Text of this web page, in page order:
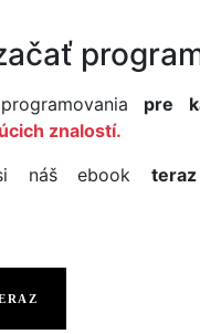
pre
znalostí.
náš ebook